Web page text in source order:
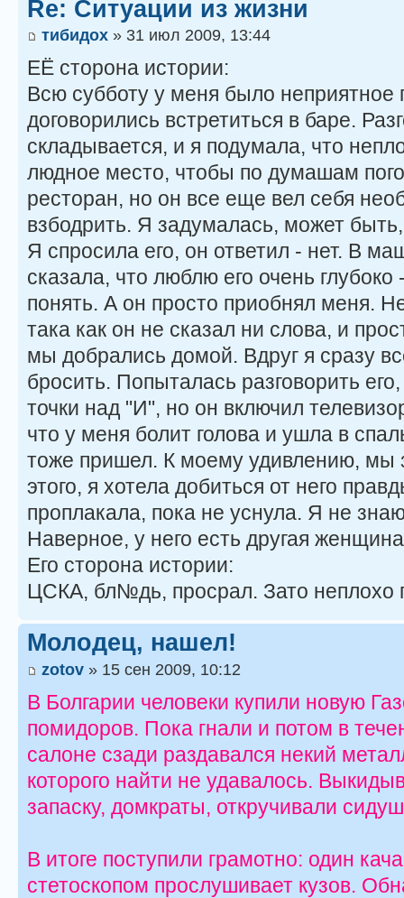
Re: Ситуации из жизни
тибидох » 31 июл 2009, 13:44
ЕЁ сторона истории:
Всю субботу у меня было
договорились встретиться в баре.
складывается, и я подумала, что
людное место, чтобы по думашам
ресторан, но он все еще вел себя
взбодрить. Я задумалась, может
Я спросила его, он ответил - нет. В
сказала, что люблю его очень
понять. А он просто приобнял меня.
така как он не сказал ни слова, и
мы добрались домой. Вдруг я сразу
бросить. Попыталась разговорить
точки над "И", но он включил
что у меня болит голова и ушла в
тоже пришел. К моему удивлению, мы
этого, я хотела добиться от него
проплакала, пока не уснула. Я не
Наверное, у него есть другая
Его сторона истории:
ЦСКА, бл№дь, просрал. Зато неплохо
Молодец, нашел!
zotov » 15 сен 2009, 10:12
В Болгарии человеки купили новую
помидоров. Пока гнали и потом в
салоне сзади раздавался некий
которого найти не удавалось.
запаску, домкраты, откручивали
В итоге поступили грамотно: один
стетоскопом прослушивает кузов.